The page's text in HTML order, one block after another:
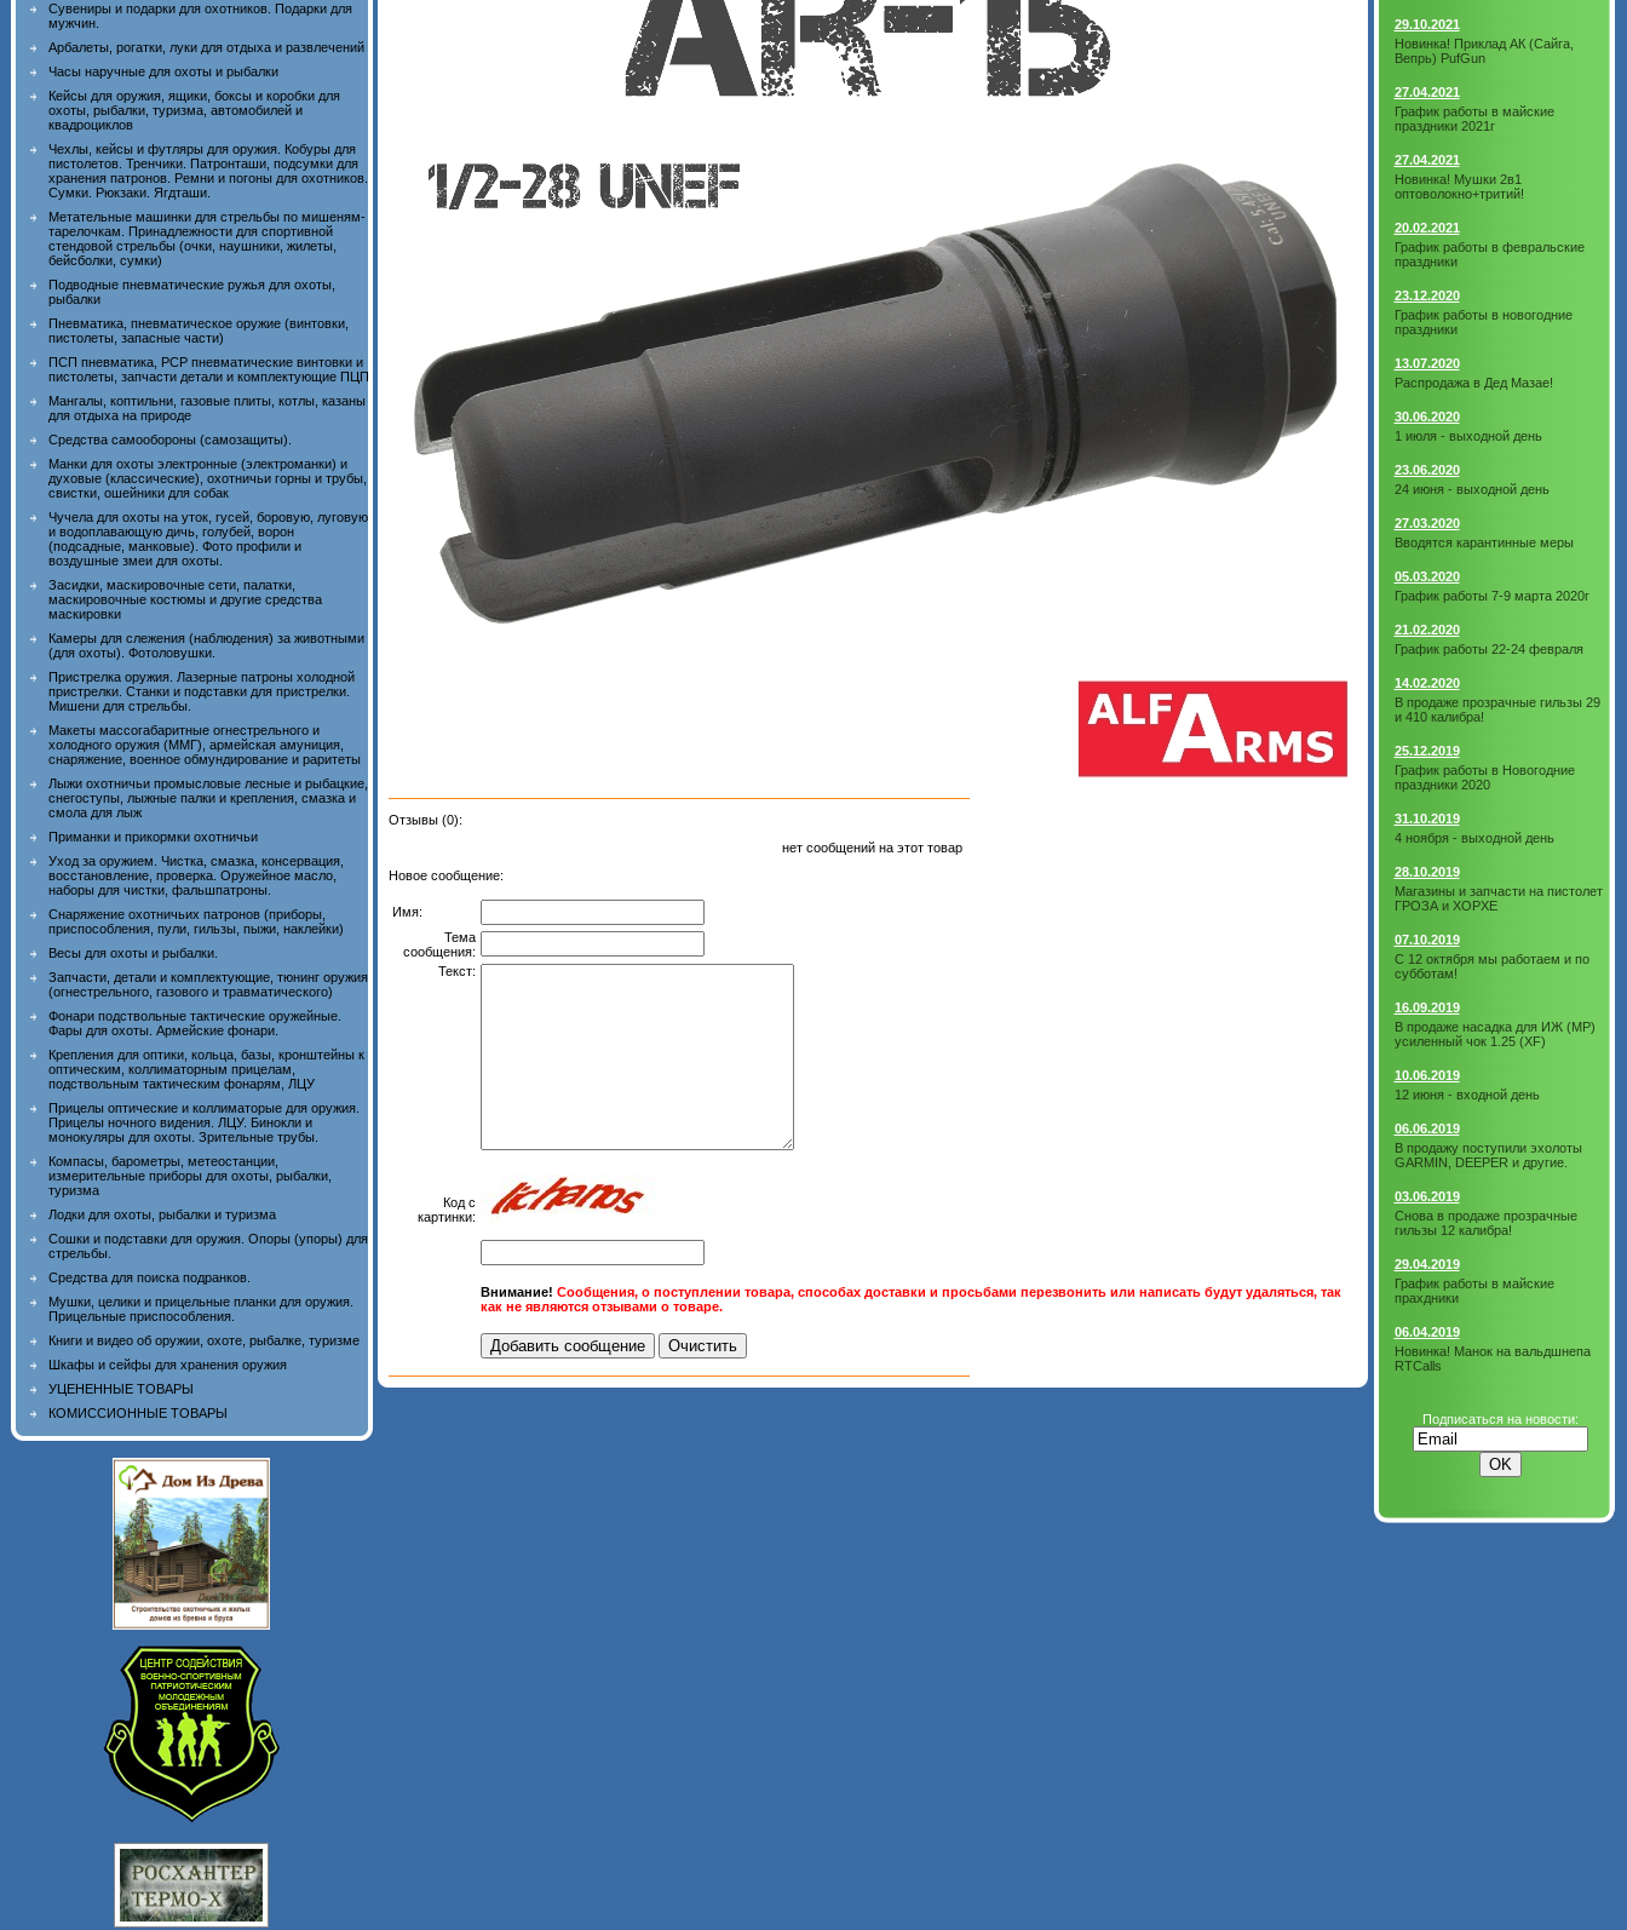
Сувениры и подарки для охотников. Подарки для
мужчин.
Арбалеты, рогатки, луки для отдыха и развлечений
Часы наручные для охоты и рыбалки
Кейсы для оружия, ящики, боксы и коробки для
охоты, рыбалки, туризма, автомобилей и
квадроциклов
Чехлы, кейсы и футляры для оружия. Кобуры для
пистолетов. Тренчики. Патронташи, подсумки для
хранения патронов. Ремни и погоны для охотников.
Сумки. Рюкзаки. Ягдташи.
Метательные машинки для стрельбы по мишеням-
тарелочкам. Принадлежности для спортивной
стендовой стрельбы (очки, наушники, жилеты,
бейсболки, сумки)
Подводные пневматические ружья для охоты,
рыбалки
Пневматика, пневматическое оружие (винтовки,
пистолеты, запасные части)
ПСП пневматика, PCP пневматические винтовки и
пистолеты, запчасти детали и комплектующие ПЦП
Мангалы, коптильни, газовые плиты, котлы, казаны
для отдыха на природе
Средства самообороны (самозащиты).
Манки для охоты электронные (электроманки) и
духовые (классические), охотничьи горны и трубы,
свистки, ошейники для собак
Чучела для охоты на уток, гусей, боровую, луговую
и водоплавающую дичь, голубей, ворон
(подсадные, манковые). Фото профили и
воздушные змеи для охоты.
Засидки, маскировочные сети, палатки,
маскировочные костюмы и другие средства
маскировки
Камеры для слежения (наблюдения) за животными
(для охоты). Фотоловушки.
Пристрелка оружия. Лазерные патроны холодной
пристрелки. Станки и подставки для пристрелки.
Мишени для стрельбы.
Макеты массогабаритные огнестрельного и
холодного оружия (ММГ), армейская амуниция,
снаряжение, военное обмундирование и раритеты
Лыжи охотничьи промысловые лесные и рыбацкие,
снегоступы, лыжные палки и крепления, смазка и
смола для лыж
Приманки и прикормки охотничьи
Уход за оружием. Чистка, смазка, консервация,
восстановление, проверка. Оружейное масло,
наборы для чистки, фальшпатроны.
Снаряжение охотничьих патронов (приборы,
приспособления, пули, гильзы, пыжи, наклейки)
Весы для охоты и рыбалки.
Запчасти, детали и комплектующие, тюнинг оружия
(огнестрельного, газового и травматического)
Фонари подствольные тактические оружейные.
Фары для охоты. Армейские фонари.
Крепления для оптики, кольца, базы, кронштейны к
оптическим, коллиматорным прицелам,
подствольным тактическим фонарям, ЛЦУ
Прицелы оптические и коллиматорые для оружия.
Прицелы ночного видения. ЛЦУ. Бинокли и
монокуляры для охоты. Зрительные трубы.
Компасы, барометры, метеостанции,
измерительные приборы для охоты, рыбалки,
туризма
Лодки для охоты, рыбалки и туризма
Сошки и подставки для оружия. Опоры (упоры) для
стрельбы.
Средства для поиска подранков.
Мушки, целики и прицельные планки для оружия.
Прицельные приспособления.
Книги и видео об оружии, охоте, рыбалке, туризме
Шкафы и сейфы для хранения оружия
УЦЕНЕННЫЕ ТОВАРЫ
КОМИССИОННЫЕ ТОВАРЫ
Отзывы (0):
нет сообщений на этот товар
Новое сообщение:
Имя:
Тема
сообщения:
Текст:
Код с
картинки:
Внимание! Сообщения, о поступлении товара, способах доставки и просьбами перезвонить или написать будут удаляться, так
как не являются отзывами о товаре.
29.10.2021
Новинка! Приклад АК (Сайга,
Вепрь) PufGun
27.04.2021
График работы в майские
праздники 2021г
27.04.2021
Новинка! Мушки 2в1
оптоволокно+тритий!
20.02.2021
График работы в февральские
праздники
23.12.2020
График работы в новогодние
праздники
13.07.2020
Распродажа в Дед Мазае!
30.06.2020
1 июля - выходной день
23.06.2020
24 июня - выходной день
27.03.2020
Вводятся карантинные меры
05.03.2020
График работы 7-9 марта 2020г
21.02.2020
График работы 22-24 февраля
14.02.2020
В продаже прозрачные гильзы 29
и 410 калибра!
25.12.2019
График работы в Новогодние
праздники 2020
31.10.2019
4 ноября - выходной день
28.10.2019
Магазины и запчасти на пистолет
ГРОЗА и ХОРХЕ
07.10.2019
С 12 октября мы работаем и по
субботам!
16.09.2019
В продаже насадка для ИЖ (МР)
усиленный чок 1.25 (XF)
10.06.2019
12 июня - входной день
06.06.2019
В продажу поступили эхолоты
GARMIN, DEEPER и другие.
03.06.2019
Снова в продаже прозрачные
гильзы 12 калибра!
29.04.2019
График работы в майские
прахдники
06.04.2019
Новинка! Манок на вальдшнепа
RTCalls
Подписаться на новости: